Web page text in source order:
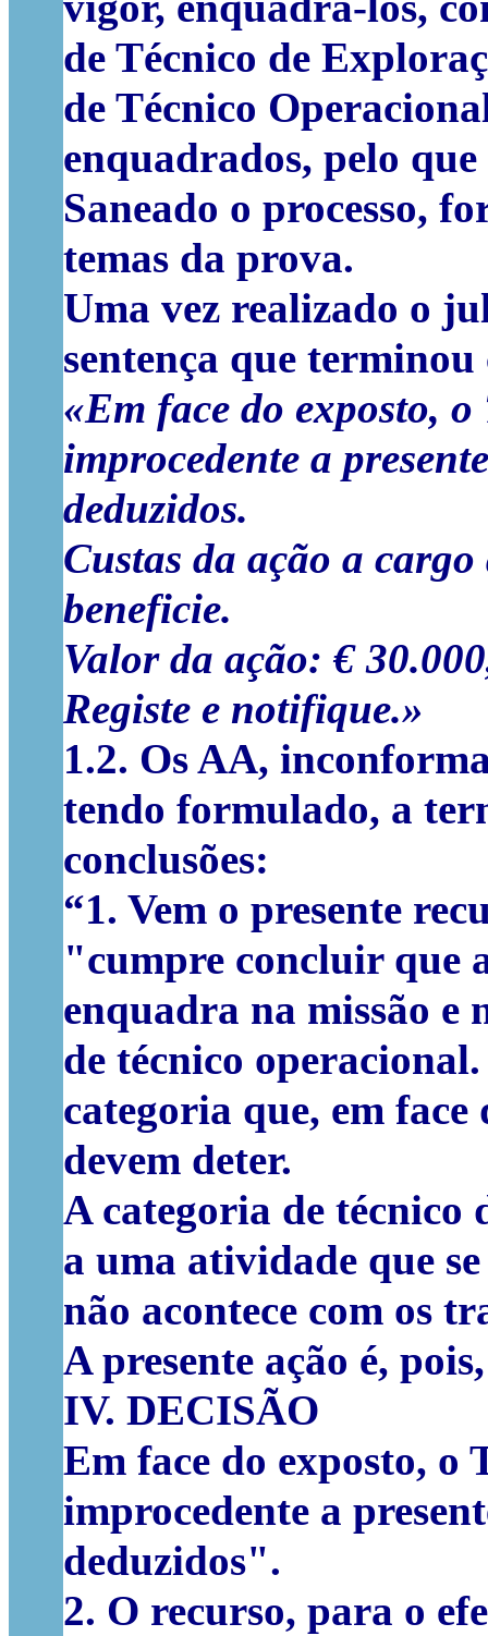
de Técnico de
de Técnico
enquadrados, pelo
Saneado o processo,
temas da prova.
Uma vez realizado o
sentença que
«Em face do exposto,
improcedente a
deduzidos.
Custas da ação a
beneficie.
Valor da ação: €
Registe e notifique.»
1.2. Os AA,
tendo formulado, a
conclusões:
“1. Vem o presente
"cumpre concluir que
enquadra na missão e
de técnico operacional.
categoria que, em
devem deter.
A categoria de técnico
a uma atividade que
não acontece com os
A presente ação é,
IV. DECISÃO
Em face do exposto,
improcedente a
deduzidos".
2. O recurso, para o